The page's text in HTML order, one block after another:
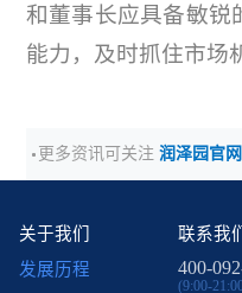
和董事长应具备敏锐
能力，及时抓住市场
更多资讯可关注润泽园官
关于我们
发展历程
联系我们
400-
(9:00-